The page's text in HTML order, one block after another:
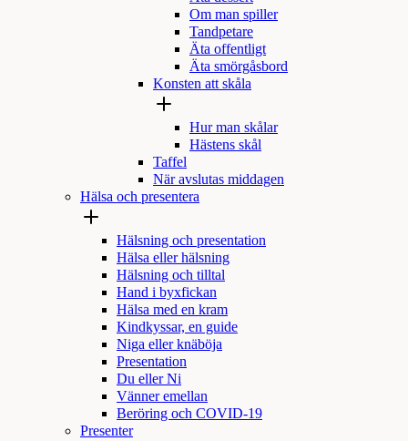
Om man spiller
Tandpetare
Äta offentligt
Äta smörgåsbord
Konsten att skåla
Hur man skålar
Hästens skål
Taffel
När avslutas middagen
Hälsa och presentera
Hälsning och presentation
Hälsa eller hälsning
Hälsning och tilltal
Hand i byxfickan
Hälsa med en kram
Kindkyssar, en guide
Niga eller knäböja
Presentation
Du eller Ni
Vänner emellan
Beröring och COVID-19
Presenter